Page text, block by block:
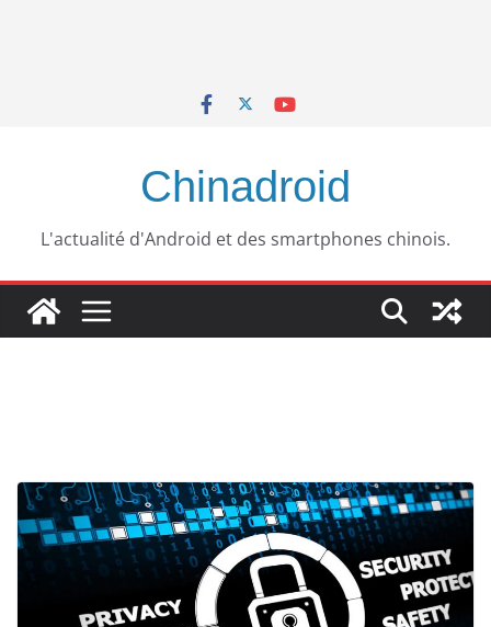
Chinadroid
L'actualité d'Android et des smartphones chinois.